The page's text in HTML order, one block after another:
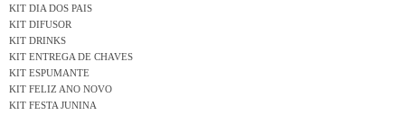
KIT DIA DOS PAIS
KIT DIFUSOR
KIT DRINKS
KIT ENTREGA DE CHAVES
KIT ESPUMANTE
KIT FELIZ ANO NOVO
KIT FESTA JUNINA